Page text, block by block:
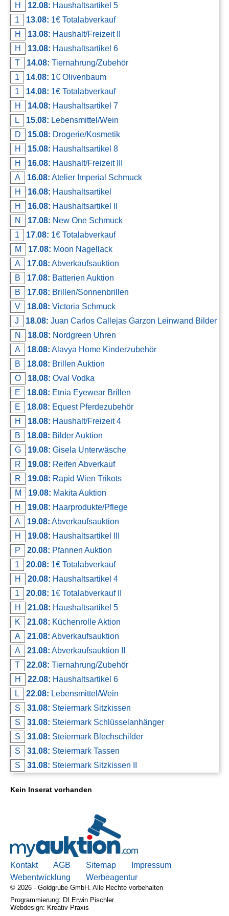
H
12.08: Haushaltsartikel 5
1
13.08: 1€ Totalabverkauf
H
13.08: Haushalt/Freizeit II
H
13.08: Haushaltsartikel 6
T
14.08: Tiernahrung/Zubehör
1
14.08: 1€ Olivenbaum
1
14.08: 1€ Totalabverkauf
H
14.08: Haushaltsartikel 7
L
15.08: Lebensmittel/Wein
D
15.08: Drogerie/Kosmetik
H
15.08: Haushaltsartikel 8
H
16.08: Haushalt/Freizeit III
A
16.08: Atelier Imperial Schmuck
H
16.08: Haushaltsartikel
H
16.08: Haushaltsartikel II
N
17.08: New One Schmuck
1
17.08: 1€ Totalabverkauf
M
17.08: Moon Nagellack
A
17.08: Abverkaufsauktion
B
17.08: Batterien Auktion
B
17.08: Brillen/Sonnenbrillen
V
18.08: Victoria Schmuck
J
18.08: Juan Carlos Callejas Garzon Leinwand Bilder
N
18.08: Nordgreen Uhren
A
18.08: Alavya Home Kinderzubehör
B
18.08: Brillen Auktion
O
18.08: Oval Vodka
E
18.08: Etnia Eyewear Brillen
E
18.08: Equest Pferdezubehör
H
18.08: Haushalt/Freizeit 4
B
18.08: Bilder Auktion
G
19.08: Gisela Unterwäsche
R
19.08: Reifen Abverkauf
R
19.08: Rapid Wien Trikots
M
19.08: Makita Auktion
H
19.08: Haarprodukte/Pflege
A
19.08: Abverkaufsauktion
H
19.08: Haushaltsartikel III
P
20.08: Pfannen Auktion
1
20.08: 1€ Totalabverkauf
H
20.08: Haushaltsartikel 4
1
20.08: 1€ Totalabverkauf II
H
21.08: Haushaltsartikel 5
K
21.08: Küchenrolle Aktion
A
21.08: Abverkaufsauktion
A
21.08: Abverkaufsauktion II
T
22.08: Tiernahrung/Zubehör
H
22.08: Haushaltsartikel 6
L
22.08: Lebensmittel/Wein
S
31.08: Steiermark Sitzkissen
S
31.08: Steiermark Schlüsselanhänger
S
31.08: Steiermark Blechschilder
S
31.08: Steiermark Tassen
S
31.08: Steiermark Sitzkissen II
Kein Inserat vorhanden
Kontakt AGB Sitemap
Impressum
Webentwicklung
Werbeagentur
© 2026 - Goldgrube GmbH. Alle Rechte vorbehalten
Programmierung: DI Erwin Pischler
Webdesign: Kreativ Praxis